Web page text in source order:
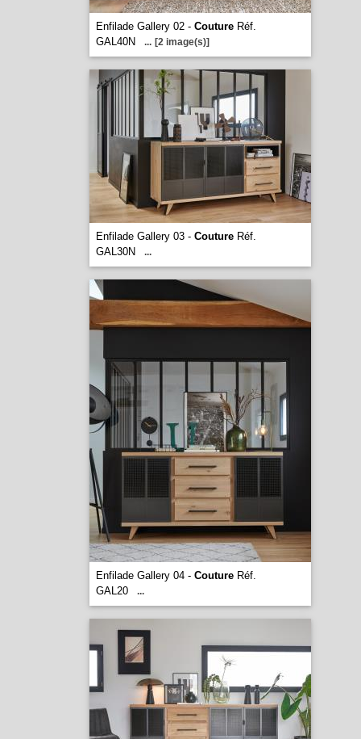
Enfilade Gallery 02 - CoutureRéf.
GAL40N
... [2 image(s)]
Enfilade Gallery 03 - CoutureRéf.
GAL30N
...
Enfilade Gallery 04 - CoutureRéf.
GAL20
...